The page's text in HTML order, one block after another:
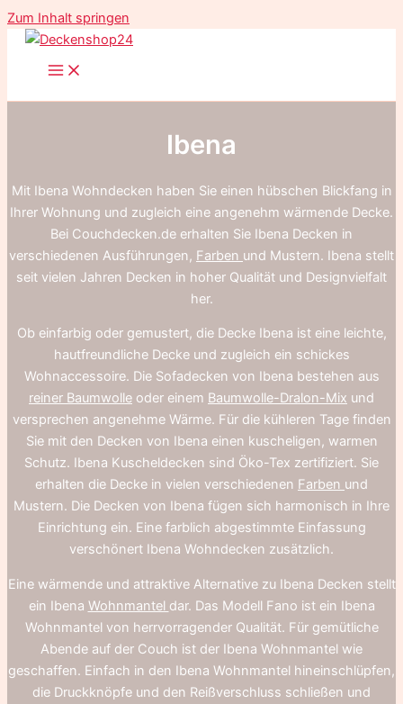
Zum Inhalt springen
Ibena
Mit Ibena Wohndecken haben Sie einen hübschen Blickfang in
Ihrer Wohnung und zugleich eine angenehm wärmende Decke.
Bei Couchdecken.de erhalten Sie Ibena Decken in
verschiedenen Ausführungen, Farben und Mustern. Ibena stellt
seit vielen Jahren Decken in hoher Qualität und Designvielfalt
her.
Ob einfarbig oder gemustert, die Decke Ibena ist eine leichte,
hautfreundliche Decke und zugleich ein schickes
Wohnaccessoire. Die Sofadecken von Ibena bestehen aus
reiner Baumwolle oder einem Baumwolle-Dralon-Mix und
versprechen angenehme Wärme. Für die kühleren Tage finden
Sie mit den Decken von Ibena einen kuscheligen, warmen
Schutz. Ibena Kuscheldecken sind Öko-Tex zertifiziert. Sie
erhalten die Decke in vielen verschiedenen Farben und
Mustern. Die Decken von Ibena fügen sich harmonisch in Ihre
Einrichtung ein. Eine farblich abgestimmte Einfassung
verschönert Ibena Wohndecken zusätzlich.
Eine wärmende und attraktive Alternative zu Ibena Decken stellt
ein Ibena Wohnmantel dar. Das Modell Fano ist ein Ibena
Wohnmantel von herrvorragender Qualität. Für gemütliche
Abende auf der Couch ist der Ibena Wohnmantel wie
geschaffen. Einfach in den Ibena Wohnmantel hineinschlüpfen,
die Druckknöpfe und den Reißverschluss schließen und